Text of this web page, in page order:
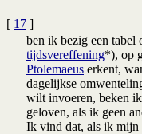
[ 17 ]
ben ik bezig een tabel
tijdsvereffening*), op
Ptolemaeus erkent,
dagelijkse
wilt invoeren, beken
geloven, als ik geen
Ik vind dat, als ik mijn